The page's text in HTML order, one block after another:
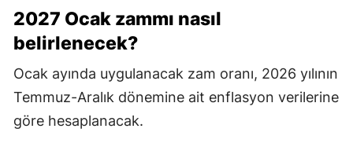
2027 Ocak zammı nasıl
belirlenecek?
Ocak ayında uygulanacak zam oranı, 2026 yılının
Temmuz-Aralık dönemine ait enflasyon verilerine
göre hesaplanacak.